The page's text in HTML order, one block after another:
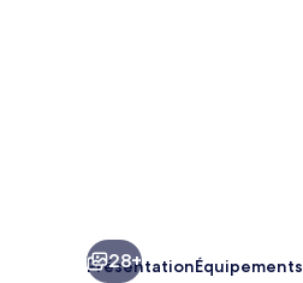
28+
PrésentationÉquipements